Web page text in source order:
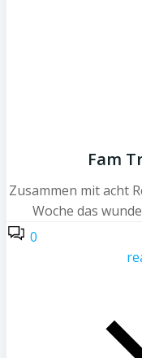
Fam
Zusammen mit acht
Woche das
0